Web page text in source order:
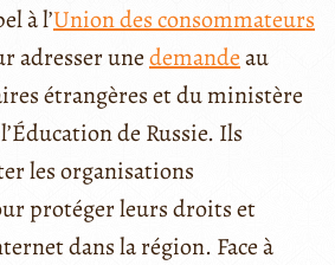
à l’Union des consommateurs
adresser unedemandeau
étrangères et du ministère
de Russie. Ils
les organisations
protéger leurs droits et
dans la région. Face à